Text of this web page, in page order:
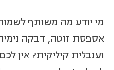
מי יודע מה משותף
אספסת זוטה, דבקה
וענבלית קיליקית? אין